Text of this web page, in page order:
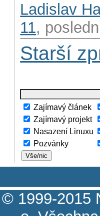
Ladislav
11,
Starší
Zajímavý článek
Zajímavý projekt
Nasazení Linuxu
Pozvánky
Vše/nic
© 1999-2015